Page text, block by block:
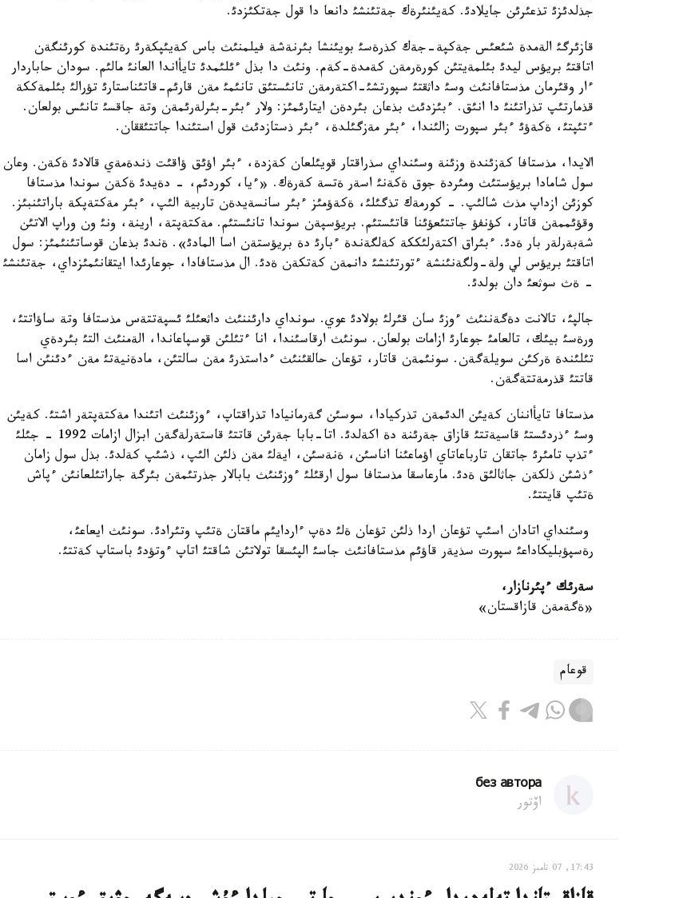
جذلدئزئ تذعئرئن جايلادئ. كةيئنئرةك جةتئنشئ دانعا دا قول جةتكئزدئ.
قازئرگئ الةمدة شئعئس جةكپة-جةك كذرةسئ بويئنشا بئرنةشة فيلمنئث باس كةيئپكةرئ رةتئندة كورئنگةن
اتاقتئ بريؤس ليدئ بئلمةيتئن كورةرمةن كةمدة-كةم. ونئث دا بذل ءئلئمدئ تايأاندا العانئ مالئم. سودان حاباردار
ءار وقئرمان مذستافانئث وسئ داثقتئ سپورتشئ-اكتةرمةن تانئستئق تانئمئ مةن قارئم-قاتئناستارئ تؤرالئ بئلمةككة
قذمارتئپ تذراتئنئ دا انئق. ءبئزدئث بذعان بئردةن ايتارئمئز: ولار ءبئر-بئرلةرئمةن وتة جاقسئ تانئس بولعان.
ءتئپتئ، ةكةؤئ ءبئر سپورت زالئندا، ءبئر مةزگئلدة، ءبئر ذستازدئث قول استئندا جاتتئققان.
الايدا، مذستافا كةزئندة وزئنة وسئنداي سذراقتار قويئلعان كةزدة، ءبئر اؤئق ؤاقئت ذندةمةي قالادئ ةكةن. وعان
سول شامادا بريؤستئث ومئردة جوق ةكةنئ اسةر ةتسة كةرةك. «ءيا، كوردئم، - دةيدئ ةكةن سوندا مذستافا
كوزئن ازداپ مذث شالئپ. - كورمةك تذگئلئ، ةكةؤمئز ءبئر سانسةيدةن تاربية الئپ، ءبئر مةكتةپكة باراتئنبئز.
وقؤئممةن قاتار، كؤنفؤ جاتتئعؤئنا قاتئستئم. بريؤسپةن سوندا تانئستئم. مةكتةپتة، ارينة، ونئ ون وراپ الاتئن
شةبةرلةر بار ةدئ. ءبئراق اكتةرلئككة كةلگةندة ءبارئ دة بريؤستةن اسا المادئ». ةندئ بذعان قوساتئنئمئز: سول
اتاقتئ بريؤس لي ولة-ولگةنئنشة ءتورتئنشئ دانمةن كةتكةن ةدئ. ال مذستافادا، جوعارئدا ايتقانئمئزداي، جةتئنشئ
- ةث سوثعئ دان بولدئ.
جالپئ، تالانت دةگةننئث ءوزئ سان قئرلئ بولادئ عوي. سونداي دارئننئث داثعئلئ ئسپةتتةس مذستافا وتة ساؤاتتئ،
ورةسئ بيئك، تالعامئ جوعارئ ازامات بولعان. سونئث ارقاسئندا، انا ءتئلئن قوسپاعاندا، الةمنئث التئ بئردةي
تئلئندة ةركئن سويلةگةن. سونئمةن قاتار، تؤعان حالقئنئث ءداستذرئ مةن سالتئن، مادةنيةتئ مةن ءدئنئن اسا
قاتتئ قذرمةتتةگةن.
مذستافا تايأاننان كةيئن الدئمةن تذركيادا، سوسئن گةرمانيادا تذراقتاپ، ءوزئنئث اتئندا مةكتةپتةر اشتئ. كةيئن
وسئ ءذردئستئ قاسيةتتئ قازاق جةرئنة دة اكةلدئ. اتا-بابا جةرئن قاتتئ قاستةرلةگةن ابزال ازامات 1992 - جئلئ
ءتذپ تامئرئ جاتقان تارباعاتاي اؤماعئنا اناسئن، ةنةسئن، ايةلئ مةن ذلئن الئپ، ذشئپ كةلدئ. بذل سول زامان
ءذشئن ذلكةن جاثالئق ةدئ. مارعاسقا مذستافا سول ارقئلئ ءوزئنئث بابالار جذرتئمةن بئرگة جاراتئلعانئن ءپاش
ةتئپ قايتتئ.
وسئنداي اتادان اسئپ تؤعان اردا ذلئن تؤعان ةلئ دةپ ءاردايئم ماقتان ةتئپ وتئرادئ. سونئث ايعاعئ،
رةسپؤبليكاداعئ سپورت سذيةر قاؤئم مذستافانئث جاسئ الپئسقا تولاتئن شاقتئ اتاپ ءوتؤدئ باستاپ كةتتئ.
سةرئك ءپئرنازار،
«ةگةمةن قازاقستان»
قوعام
без автора
اۆتور
17:43, 07 تامىز 2026